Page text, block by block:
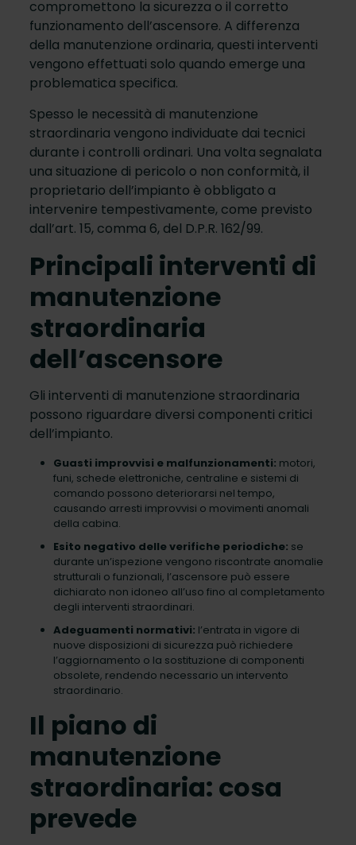
compromettono la sicurezza o il corretto
funzionamento dell’ascensore. A differenza
della manutenzione ordinaria, questi interventi
vengono effettuati solo quando emerge una
problematica specifica.
Spesso le necessità di manutenzione
straordinaria vengono individuate dai tecnici
durante i controlli ordinari. Una volta segnalata
una situazione di pericolo o non conformità, il
proprietario dell’impianto è obbligato a
intervenire tempestivamente, come previsto
dall’art. 15, comma 6, del D.P.R. 162/99.
Principali interventi di
manutenzione
straordinaria
dell’ascensore
Gli interventi di manutenzione straordinaria
possono riguardare diversi componenti critici
dell’impianto.
Guasti improvvisi e malfunzionamenti: motori,
funi, schede elettroniche, centraline e sistemi di
comando possono deteriorarsi nel tempo,
causando arresti improvvisi o movimenti anomali
della cabina.
Esito negativo delle verifiche periodiche: se
durante un’ispezione vengono riscontrate anomalie
strutturali o funzionali, l’ascensore può essere
dichiarato non idoneo all’uso fino al completamento
degli interventi straordinari.
Adeguamenti normativi: l’entrata in vigore di
nuove disposizioni di sicurezza può richiedere
l’aggiornamento o la sostituzione di componenti
obsolete, rendendo necessario un intervento
straordinario.
Il piano di
manutenzione
straordinaria: cosa
prevede